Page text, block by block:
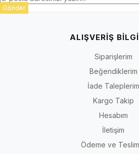
Gönder
ALIŞVERİŞ
Siparişlerim
Beğendiklerim
İade Taleplerim
Kargo Takip
Hesabım
İletişim
Ödeme ve